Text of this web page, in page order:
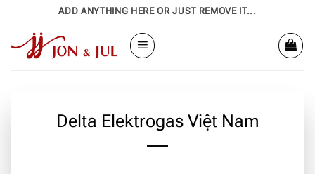
nội
ADD ANYTHING HERE OR JUST REMOVE IT...
Delta Elektrogas Việt Nam